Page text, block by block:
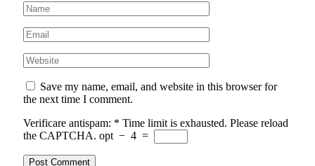
Save my name, email, and website in this browser for
the next time I comment.
Verificare antispam: * Time limit is exhausted. Please reload
the CAPTCHA. opt − 4 =